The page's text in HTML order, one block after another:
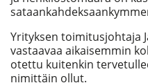
Yrityksen toimitusjohtaja
vastaavaa aikaisemmin
otettu kuitenkin
nimittäin ollut.